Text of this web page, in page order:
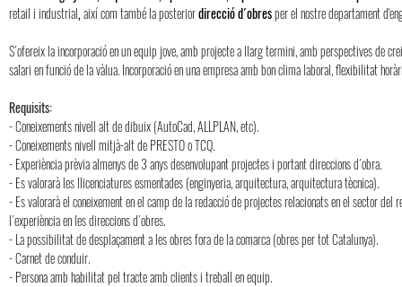
retail i industrial,així com també la posteriordirecció d´obresper el nostre departament
S´ofereix la incorporació en un equip jove, amb projecte a llarg termini, amb perspectives de
salari en funció de la vàlua. Incorporació en una empresa amb bon clima laboral, flexibilitat
Requisits:
- Coneixements nivell alt de dibuix (AutoCad, ALLPLAN, etc).
- Coneixements nivell mitjà-alt de PRESTO o TCQ.
- Experiència prèvia almenys de 3 anys desenvolupant projectes i portant direccions d´obra.
- Es valorarà les llicenciatures esmentades (enginyeria, arquitectura, arquitectura tècnica).
- Es valorarà el coneixement en el camp de la redacció de projectes relacionats en el sector
l´experiència en les direccions d´obres.
- La possibilitat de desplaçament a les obres fora de la comarca (obres per tot Catalunya).
- Carnet de conduir.
- Persona amb habilitat pel tracte amb clients i treball en equip.